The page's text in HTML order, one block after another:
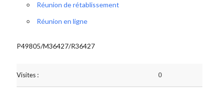
Réunion de rétablissement
Réunion en ligne
P49805/M36427/R36427
Visites : 0